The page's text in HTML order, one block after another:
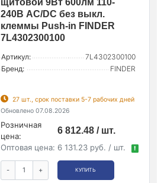
щитовой 9Вт 600лм 110-
240В AC/DC без выкл.
клеммы Push-in FINDER
7L4302300100
Артикул:
7L4302300100
Бренд:
FINDER
27 шт., срок поставки 5-7 рабочих дней
Обновлено 07.08.2026
Розничная
цена:
6 812.48 / шт.
Оптовая цена: 6 131.23 руб. / шт. !
- + КУПИТЬ